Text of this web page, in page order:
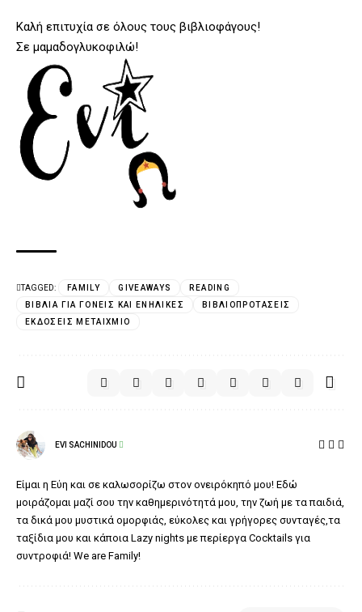
Καλή επιτυχία σε όλους τους βιβλιοφάγους!
Σε μαμαδογλυκοφιλώ!
TAGGED: FAMILY GIVEAWAYS
READING
ΒΙΒΛΊΑ ΓΙΑ ΓΟΝΕΊΣ ΚΑΙ ΕΝΉΛΙΚΕΣ
ΒΙΒΛΙΟΠΡΟΤΆΣΕΙΣ
ΕΚΔΌΣΕΙΣ ΜΕΤΑΊΧΜΙΟ
EVI SACHINIDOU
Είμαι η Εύη και σε καλωσορίζω στον ονειρόκηπό μου! Εδώ
μοιράζομαι μαζί σου την καθημερινότητά μου, την ζωή με τα παιδιά,
τα δικά μου μυστικά ομορφιάς, εύκολες και γρήγορες συνταγές,τα
ταξίδια μου και κάποια Lazy nights με περίεργα Cocktails για
συντροφιά! We are Family!